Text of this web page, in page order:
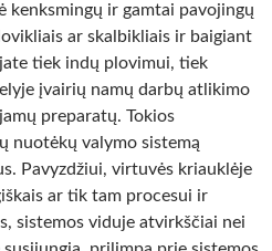
kenksmingų ir gamtai pavojingų
ar skalbikliais ir baigiant
tiek indų plovimui, tiek
įvairių namų darbų atlikimo
preparatų. Tokios
nuotėkų valymo sistemą
Pavyzdžiui, virtuvės kriauklėje
ar tik tam procesui ir
sistemos viduje atvirkščiai nei